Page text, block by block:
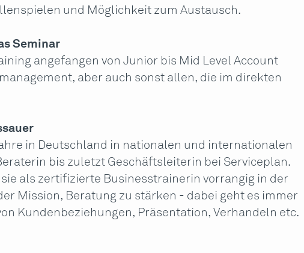
und Möglichkeit zum Austausch.
Seminar
angefangen von Junior bis Mid Level Account
aber auch sonst allen, die im direkten
in Deutschland in nationalen und internationalen
bis zuletzt Geschäftsleiterin bei Serviceplan.
als zertifizierte Businesstrainerin vorrangig in der
Mission, Beratung zu stärken - dabei geht es immer
Kundenbeziehungen, Präsentation, Verhandeln etc.